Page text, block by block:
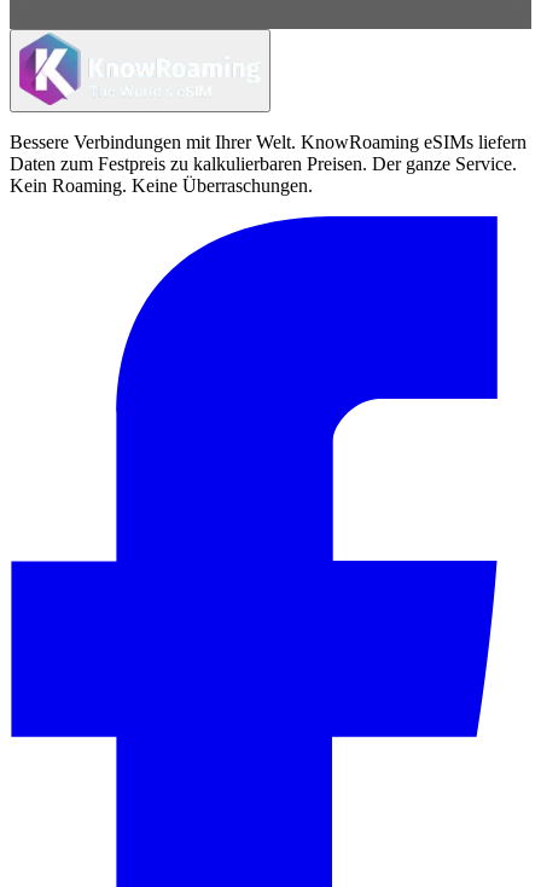
Bessere Verbindungen mit Ihrer Welt. KnowRoaming eSIMs liefern
Daten zum Festpreis zu kalkulierbaren Preisen. Der ganze Service.
Kein Roaming. Keine Überraschungen.